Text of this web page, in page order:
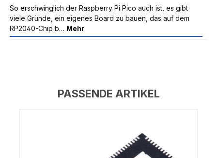
So erschwinglich der Raspberry Pi Pico auch ist, es gibt
viele Gründe, ein eigenes Board zu bauen, das auf dem
RP2040-Chip b… Mehr
PASSENDE ARTIKEL